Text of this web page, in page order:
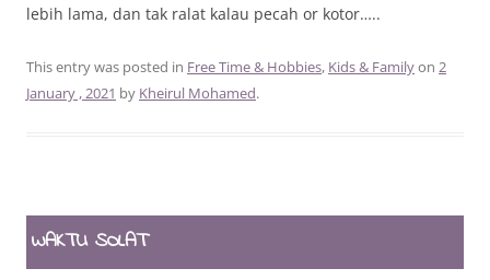
lebih lama, dan tak ralat kalau pecah or kotor…..
This entry was posted in Free Time & Hobbies, Kids & Familyon 2
January , 2021 by Kheirul Mohamed.
WAKTU SOLAT